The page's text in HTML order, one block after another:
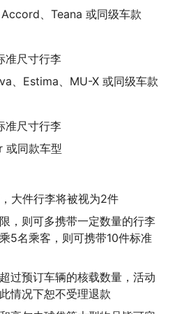
、Teana 或同级车款
准尺寸行李
、Estima、MU-X 或同级车款
准尺寸行李
或同款车型
大件行李将被视为2件
，则可多携带一定数量的行李
5名乘客，则可携带10件标准
过预订车辆的核载数量，活动
情况下恕不受理退款